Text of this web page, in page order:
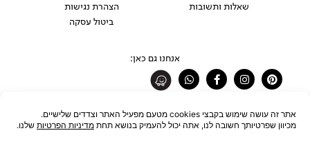
שאלות ותשובות
הצהרת נגישות
ביטול עסקה
אנחנו גם כאן:
Pinterest
Instagram
Facebook-
f
Whatsapp
רוצים להתעדכן לפני כולם?